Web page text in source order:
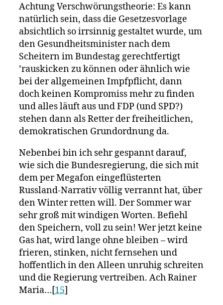
Achtung Verschwörungstheorie: Es kann
natürlich sein, dass die Gesetzesvorlage
absichtlich so irrsinnig gestaltet wurde, um
den Gesundheitsminister nach dem
Scheitern im Bundestag gerechtfertigt
’rauskicken zu können oder ähnlich wie
bei der allgemeinen Impfpflicht, dann
doch keinen Kompromiss mehr zu finden
und alles läuft aus und FDP (und SPD?)
stehen dann als Retter der freiheitlichen,
demokratischen Grundordnung da.
Nebenbei bin ich sehr gespannt darauf,
wie sich die Bundesregierung, die sich mit
dem per Megafon eingeflüsterten
Russland-Narrativ völlig verrannt hat, über
den Winter retten will. Der Sommer war
sehr groß mit windigen Worten. Befiehl
den Speichern, voll zu sein! Wer jetzt keine
Gas hat, wird lange ohne bleiben – wird
frieren, stinken, nicht fernsehen und
hoffentlich in den Alleen unruhig schreiten
und die Regierung vertreiben. Ach Rainer
Maria…[15]